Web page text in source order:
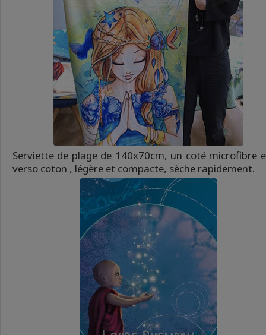
Serviette de plage de 140x70cm, un coté microfibre
verso coton , légère et compacte, sèche rapidement.